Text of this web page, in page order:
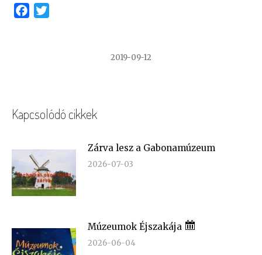
Facebook
2019-09-12
Kapcsolódó cikkek
Zárva lesz a Gabonamúzeum
2026-07-03
Múzeumok Éjszakája
2026-06-04